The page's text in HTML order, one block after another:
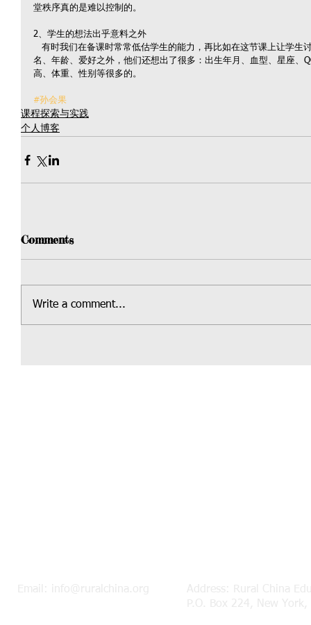
堂秩序真的是难以控制的。
2、学生的想法出乎意料之外
名、年龄、爱好之外，他们还想出了很多：出生年月、血型、星座、
高、体重、性别等很多的。
#孙会果
课程探索与实践
个人博客
Comments
Write a comment...